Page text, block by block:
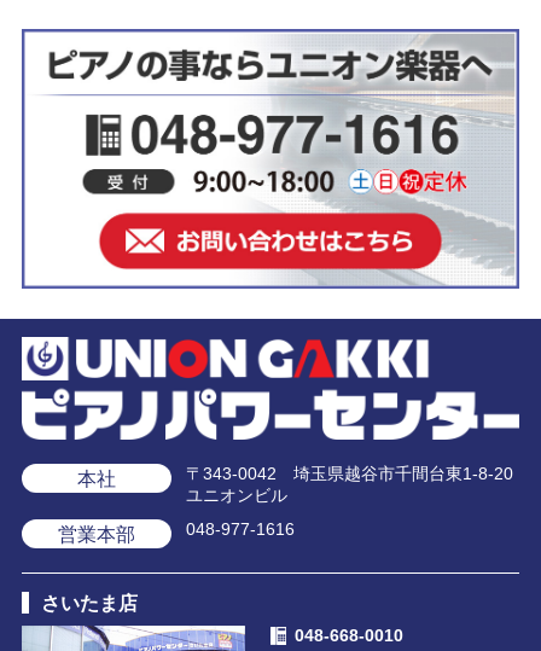
本社
〒343-0042 埼玉県越谷市千間台東1-8-20
ユニオンビル
営業本部 048-977-1616
さいたま店
048-668-0010